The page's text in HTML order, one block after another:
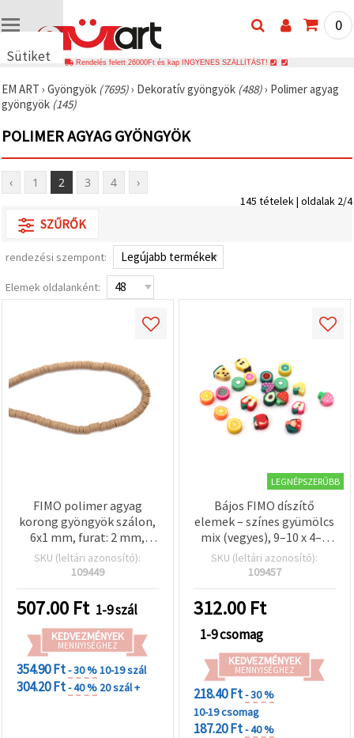
Sütiket
🍪 Cookie-
kat és
technológiákat
használunk
annak
érdekében,
hogy
biztosítsuk
megfelelő
működését,
Ön
élményét,
és az Ön
relevánsabb
tartalmat
hirdetéseket
jelenítsünk
Az "Összes
elfogadása"
gombra
kattintva
megadhatja
preferenciáit
az adott
típusú sütik
kiválasztásával
0
Rendelés felett 26000Ft és kap INGYENES SZÁLLÍTÁST!
EM ART › Gyöngyök (7695)› Dekoratív gyöngyök (488)› Polimer agyag
gyöngyök (145)
POLIMER AGYAG GYÖNGYÖK
‹ 1 2 3 4 ›
145 tételek | oldalak 2/4
SZŰRŐK
rendezési szempont:
Elemek oldalanként:
FIMO polimer agyag
korong gyöngyök szálon,
6x1 mm, furat: 2 mm,
cappuccino színű, kb. 320
db
SKU (leltári azonosító):
109449
507.00 Ft 1-9 szál
KEDVEZMÉNYEK
MENNYISÉGHEZ
354.90 Ft- 30 %10-19 szál
304.20 Ft- 40 % 20 szál +
LEGNÉPSZERŰBB
Bájos FIMO díszítő
elemek – színes gyümölcs
mix (vegyes), 9–10 x 4–5
mm, furat: 2 mm –
tökéletes vidám
hobbi projektekhez – 20
db/csomag
SKU (leltári azonosító):
109457
312.00 Ft
1-9 csomag
KEDVEZMÉNYEK
MENNYISÉGHEZ
218.40 Ft- 30 %
10-19 csomag
187.20 Ft- 40 %